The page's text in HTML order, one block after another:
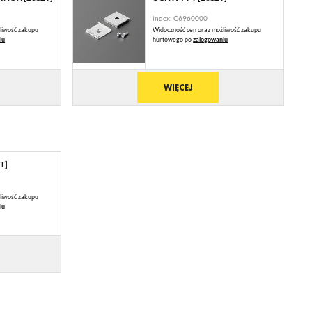
zakupu
index: C6960000
Widoczność cen oraz możliwość zakupu
hurtowego pozalogowaniu
WIĘCEJ
zakupu